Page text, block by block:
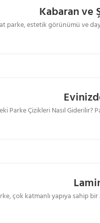
Kabaran ve
parke, estetik görünümü ve
Parke Çizikleri Nasıl Giderilir?
çok katmanlı yapıya sahip